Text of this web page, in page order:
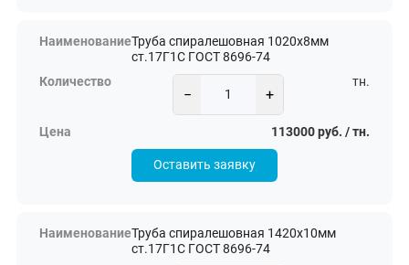
Труба спиралешовная 1020х8мм
ст.17Г1С ГОСТ 8696-74
− +
тн.
113000 руб. / тн.
Оставить заявку
Труба спиралешовная 1420х10мм
ст.17Г1С ГОСТ 8696-74